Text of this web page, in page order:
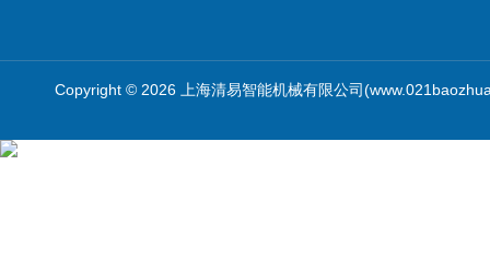
Copyright © 2026 上海清易智能机械有限公司